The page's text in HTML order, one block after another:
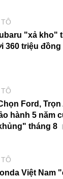
"xả kho"
360 triệu đồng
Ford,
hành 5 năm
tháng 8
Việt Nam